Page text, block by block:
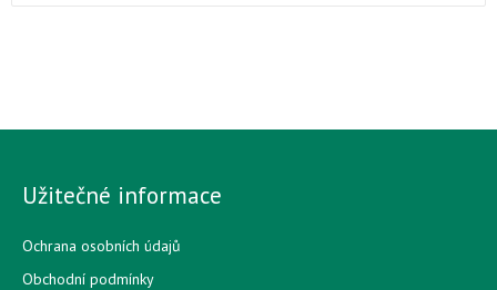
Užitečné informace
Ochrana osobních údajů
Obchodní podmínky